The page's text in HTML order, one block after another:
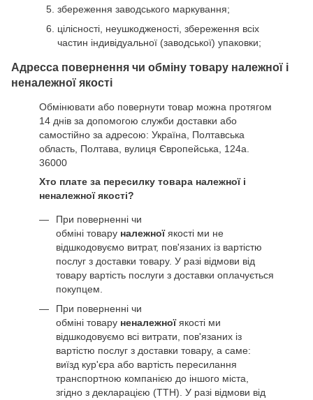
збереження заводського маркування;
цілісності, неушкодженості, збереження всіх
частин індивідуальної (заводської) упаковки;
Адресса повернення чи обміну товару належної і
неналежної якості
Обмінювати або повернути товар можна протягом
14 днів за допомогою служби доставки або
самостійно за адресою: Україна, Полтавська
область, Полтава, вулиця Європейська, 124а.
36000
Хто плате за пересилку товара належної і
неналежної якості?
При поверненні чи
обміні товару належноїякості ми не
відшкодовуємо витрат, пов'язаних із вартістю
послуг з доставки товару. У разі відмови від
товару вартість послуги з доставки оплачується
покупцем.
При поверненні чи
обміні товару неналежноїякості ми
відшкодовуємо всі витрати, пов'язаних із
вартістю послуг з доставки товару, а саме:
виїзд кур'єра або вартість пересилання
транспортною компанією до іншого міста,
згідно з декларацією (ТТН). У разі відмови від